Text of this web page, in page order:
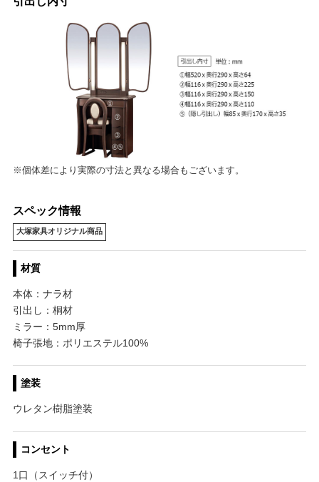
※個体差により実際の寸法と異なる場合もございます。
スペック情報
大塚家具オリジナル商品
材質
本体：ナラ材
引出し：桐材
ミラー：5mm厚
椅子張地：ポリエステル100%
塗装
ウレタン樹脂塗装
コンセント
1口（スイッチ付）